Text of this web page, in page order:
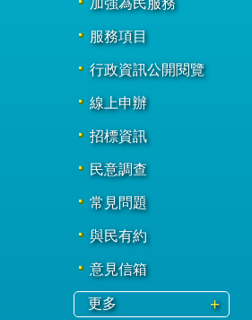
加強為民服務
服務項目
行政資訊公開閱覽
線上申辦
招標資訊
民意調查
常見問題
與民有約
意見信箱
更多